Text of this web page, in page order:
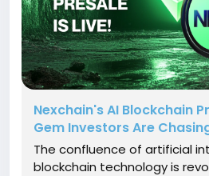
Nexchain's AI Blockchain
Gem Investors Are
The confluence of artificial
blockchain technology is